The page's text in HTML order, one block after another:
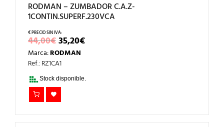
RODMAN – ZUMBADOR C.A.Z-
1CONTIN.SUPERF.230VCA
44,00€EL
PRECIO
ORIGINAL
ERA:
44,00€.
35,20€EL
PRECIO
Marca:RODMAN
Ref.: RZ1CA1
Stock disponible.